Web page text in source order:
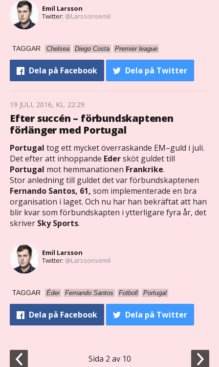
Emil Larsson
Twitter: @Larssonsemil
TAGGAR Chelsea Diego Costa Premier league
Dela på Facebook Dela på Twitter
19 JULI, 2016, KL. 22:29
Efter succén – förbundskaptenen
förlänger med Portugal
Portugal tog ett mycket överraskande EM–guld i juli.
Det efter att inhoppande Edersköt guldet till
Portugal mot hemmanationen Frankrike.
Stor anledning till guldet det var förbundskaptenen
Fernando Santos, 61, som implementerade en bra
organisation i laget. Och nu har han bekräftat att han
blir kvar som förbundskapten i ytterligare fyra år, det
skriver Sky Sports.
Emil Larsson
Twitter: @Larssonsemil
TAGGAR Éder Fernando Santos Fotboll Portugal
Dela på Facebook Dela på Twitter
Sida 2 av 10